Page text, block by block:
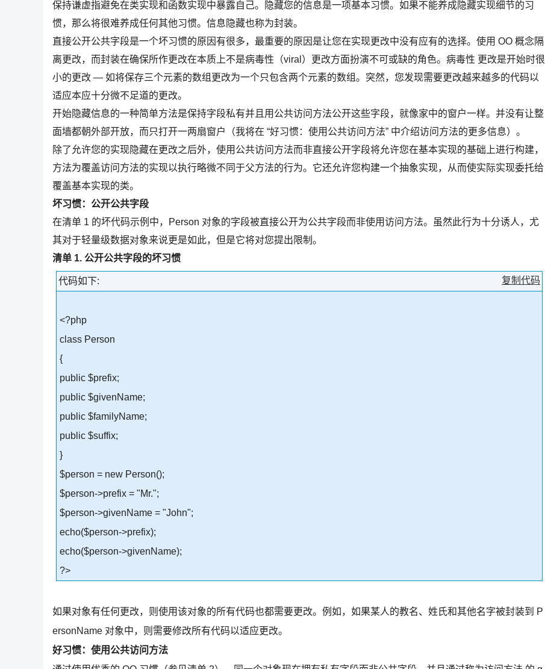
保持谦虚指避免在类实现和函数实现中暴露自己。隐藏您的信息是一项基本习惯。如果不能养成隐藏实现细节的习
惯，那么将很难养成任何其他习惯。信息隐藏也称为封装。
直接公开公共字段是一个坏习惯的原因有很多，最重要的原因是让您在实现更改中没有应有的选择。使用 OO 概念隔
离更改，而封装在确保所作更改在本质上不是病毒性（viral）更改方面扮演不可或缺的角色。病毒性 更改是开始时很
小的更改 — 如将保存三个元素的数组更改为一个只包含两个元素的数组。突然，您发现需要更改越来越多的代码以
适应本应十分微不足道的更改。
开始隐藏信息的一种简单方法是保持字段私有并且用公共访问方法公开这些字段，就像家中的窗户一样。并没有让整
面墙都朝外部开放，而只打开一两扇窗户（我将在 “好习惯：使用公共访问方法” 中介绍访问方法的更多信息）。
除了允许您的实现隐藏在更改之后外，使用公共访问方法而非直接公开字段将允许您在基本实现的基础上进行构建，
方法为覆盖访问方法的实现以执行略微不同于父方法的行为。它还允许您构建一个抽象实现，从而使实际实现委托给
覆盖基本实现的类。
坏习惯：公开公共字段
在清单 1 的坏代码示例中，Person 对象的字段被直接公开为公共字段而非使用访问方法。虽然此行为十分诱人，尤
其对于轻量级数据对象来说更是如此，但是它将对您提出限制。
清单 1. 公开公共字段的坏习惯
复制代码
代码如下:
<?php
class Person
{
public $prefix;
public $givenName;
public $familyName;
public $suffix;
}
$person = new Person();
$person->prefix = "Mr.";
$person->givenName = "John";
echo($person->prefix);
echo($person->givenName);
?>
如果对象有任何更改，则使用该对象的所有代码也都需要更改。例如，如果某人的教名、姓氏和其他名字被封装到 P
ersonName 对象中，则需要修改所有代码以适应更改。
好习惯：使用公共访问方法